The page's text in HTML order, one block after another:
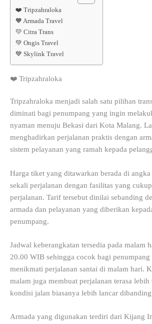
❤️ Tripzahraloka
🧡 Armada Travel
💛 Citra Trans
💚 Ongis Travel
💙 Skylink Travel
❤️ Tripzahraloka
Tripzahraloka menjadi salah satu pilihan
diminati bagi penumpang yang ingin
nyaman menuju Bekasi dari Kota Malang.
menghadirkan perjalanan praktis dengan
sistem pelayanan yang ramah kepada
Harga tiket yang ditawarkan berada di
sekali perjalanan dengan fasilitas yang
perjalanan. Tarif tersebut dinilai sebanding
armada dan pelayanan yang diberikan
penumpang.
Jadwal keberangkatan tersedia pada malam
20.00 WIB sehingga cocok bagi
menikmati perjalanan santai di malam hari.
malam juga membuat perjalanan terasa lebih
kondisi jalan biasanya lebih lancar
Armada yang digunakan terdiri dari Kijang